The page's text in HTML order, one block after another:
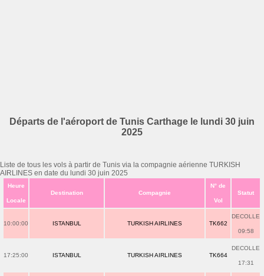
Départs de l'aéroport de Tunis Carthage le lundi 30 juin
2025
Liste de tous les vols à partir de Tunis via la compagnie aérienne TURKISH
AIRLINES en date du lundi 30 juin 2025
Heure
Locale
Destination Compagnie
N° de
Vol
Statut
10:00:00 ISTANBUL TURKISH AIRLINES TK662
DECOLLE
09:58
17:25:00 ISTANBUL TURKISH AIRLINES TK664
DECOLLE
17:31